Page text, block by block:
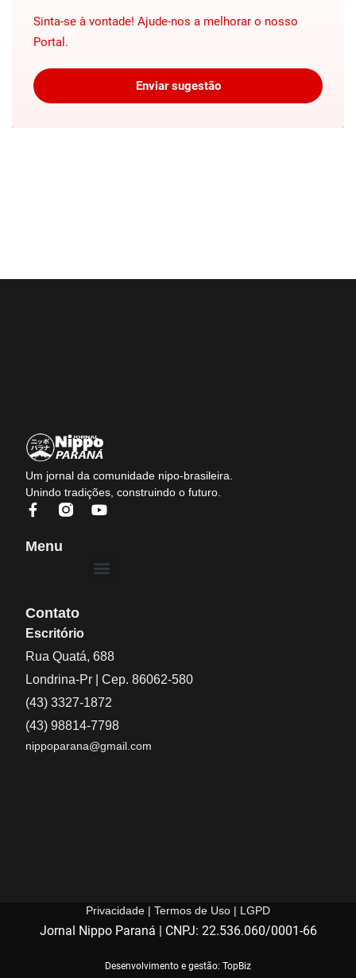
Sinta-se à vontade! Ajude-nos a melhorar o nosso
Portal.
Enviar sugestão
Um jornal da comunidade nipo-brasileira.
Unindo tradições, construindo o futuro.
Menu
Contato
Escritório
Rua Quatá, 688
Londrina-Pr | Cep. 86062-580
(43) 3327-1872
(43) 98814-7798
nippoparana@gmail.com
Privacidade | Termos de Uso | LGPD
Jornal Nippo Paraná | CNPJ: 22.536.060/0001-66
Desenvolvimento e gestão: TopBiz